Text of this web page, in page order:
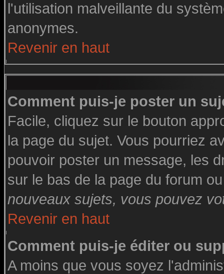
l'utilisation malveillante du
anonymes.
Revenir en haut
Comment puis-je poster un
Facile, cliquez sur le bouton
la page du sujet. Vous pourriez
pouvoir poster un message, les
sur le bas de la page du forum
nouveaux sujets, vous pouvez
Revenir en haut
Comment puis-je éditer ou
A moins que vous soyez